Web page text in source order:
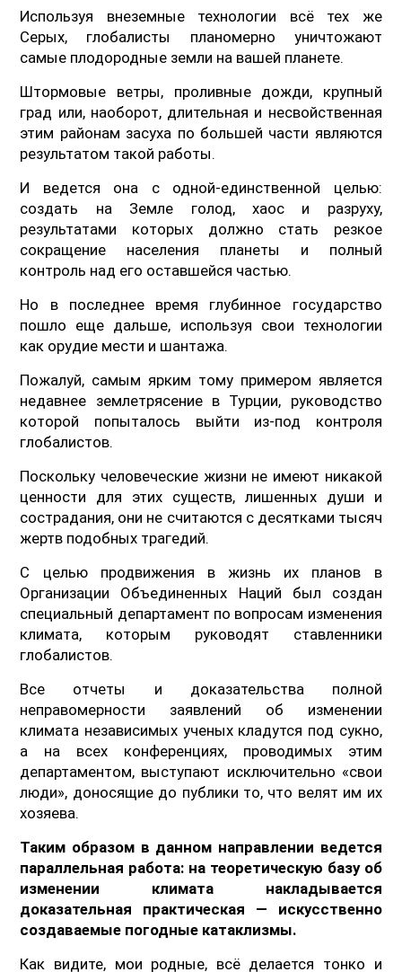
Используя внеземные технологии всё тех же
Серых, глобалисты планомерно уничтожают
самые плодородные земли на вашей планете.
Штормовые ветры, проливные дожди, крупный
град или, наоборот, длительная и несвойственная
этим районам засуха по большей части являются
результатом такой работы.
И ведется она с одной-единственной целью:
создать на Земле голод, хаос и разруху,
результатами которых должно стать резкое
сокращение населения планеты и полный
контроль над его оставшейся частью.
Но в последнее время глубинное государство
пошло еще дальше, используя свои технологии
как орудие мести и шантажа.
Пожалуй, самым ярким тому примером является
недавнее землетрясение в Турции, руководство
которой попыталось выйти из-под контроля
глобалистов.
Поскольку человеческие жизни не имеют никакой
ценности для этих существ, лишенных души и
сострадания, они не считаются с десятками тысяч
жертв подобных трагедий.
С целью продвижения в жизнь их планов в
Организации Объединенных Наций был создан
специальный департамент по вопросам изменения
климата, которым руководят ставленники
глобалистов.
Все отчеты и доказательства полной
неправомерности заявлений об изменении
климата независимых ученых кладутся под сукно,
а на всех конференциях, проводимых этим
департаментом, выступают исключительно «свои
люди», доносящие до публики то, что велят им их
хозяева.
Таким образом в данном направлении ведется
параллельная работа: на теоретическую базу об
изменении климата накладывается
доказательная практическая — искусственно
создаваемые погодные катаклизмы.
Как видите, мои родные, всё делается тонко и